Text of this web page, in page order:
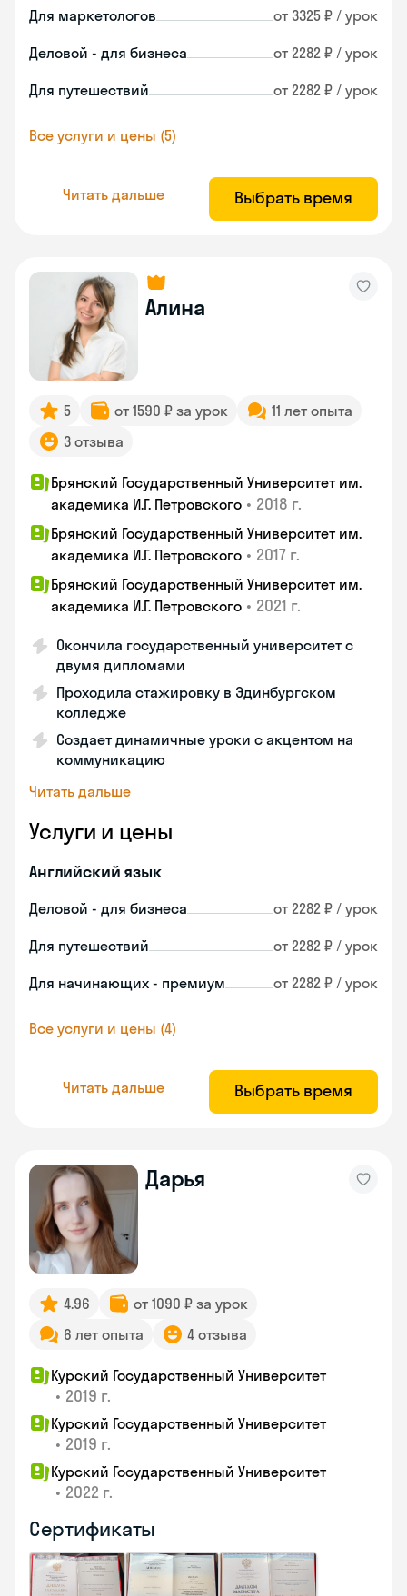
Для маркетологов от 3325 ₽ / урок
Деловой - для бизнеса от 2282 ₽ / урок
Для путешествий от 2282 ₽ / урок
Все услуги и цены (5)
Читать дальше Выбрать время
Алина
5 от 1590 ₽ за урок
11 лет опыта
3 отзыва
Брянский Государственный Университет им.
академика И.Г. Петровского • 2018 г.
Брянский Государственный Университет им.
академика И.Г. Петровского • 2017 г.
Брянский Государственный Университет им.
академика И.Г. Петровского • 2021 г.
Окончила государственный университет с
двумя дипломами
Проходила стажировку в Эдинбургском
колледже
Создает динамичные уроки с акцентом на
коммуникацию
Читать дальше
Услуги и цены
Английский язык
Деловой - для бизнеса от 2282 ₽ / урок
Для путешествий от 2282 ₽ / урок
Для начинающих - премиум от 2282 ₽ / урок
Все услуги и цены (4)
Читать дальше Выбрать время
Дарья
4.96
от 1090 ₽ за урок
6 лет опыта
4 отзыва
Курский Государственный Университет
• 2019 г.
Курский Государственный Университет
• 2019 г.
Курский Государственный Университет
• 2022 г.
Сертификаты